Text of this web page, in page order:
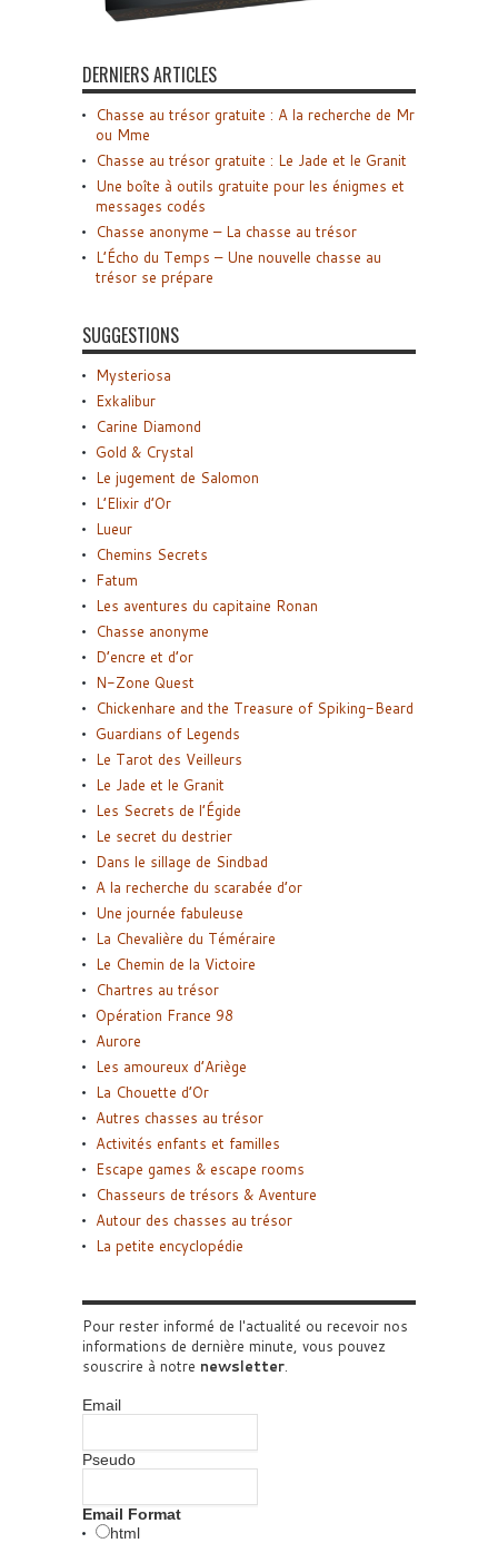
DERNIERS ARTICLES
Chasse au trésor gratuite : A la recherche de Mr
ou Mme
Chasse au trésor gratuite : Le Jade et le Granit
Une boîte à outils gratuite pour les énigmes et
messages codés
Chasse anonyme – La chasse au trésor
L’Écho du Temps – Une nouvelle chasse au
trésor se prépare
SUGGESTIONS
Mysteriosa
Exkalibur
Carine Diamond
Gold & Crystal
Le jugement de Salomon
L’Elixir d’Or
Lueur
Chemins Secrets
Fatum
Les aventures du capitaine Ronan
Chasse anonyme
D’encre et d’or
N-Zone Quest
Chickenhare and the Treasure of Spiking-Beard
Guardians of Legends
Le Tarot des Veilleurs
Le Jade et le Granit
Les Secrets de l’Égide
Le secret du destrier
Dans le sillage de Sindbad
A la recherche du scarabée d’or
Une journée fabuleuse
La Chevalière du Téméraire
Le Chemin de la Victoire
Chartres au trésor
Opération France 98
Aurore
Les amoureux d’Ariège
La Chouette d’Or
Autres chasses au trésor
Activités enfants et familles
Escape games & escape rooms
Chasseurs de trésors & Aventure
Autour des chasses au trésor
La petite encyclopédie
Pour rester informé de l'actualité ou recevoir nos
informations de dernière minute, vous pouvez
souscrire à notre newsletter
Email
Pseudo
Email Format
html